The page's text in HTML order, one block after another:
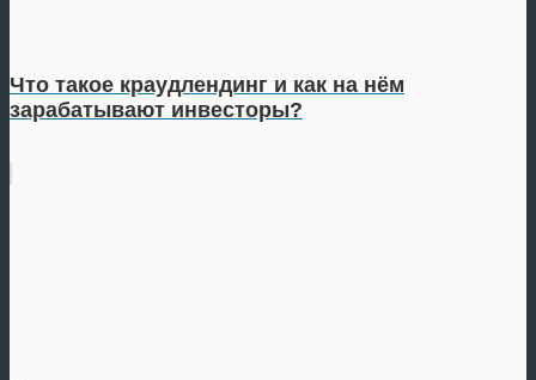
Что такое краудлендинг и как на нём
зарабатывают инвесторы?